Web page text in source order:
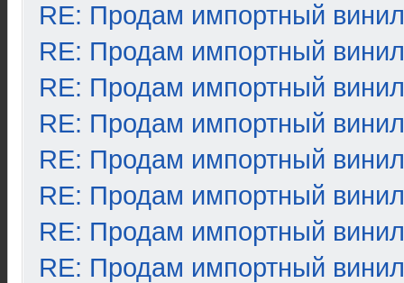
RE: Продам импортный винил
RE: Продам импортный винил
RE: Продам импортный винил
RE: Продам импортный винил
RE: Продам импортный винил
RE: Продам импортный винил
RE: Продам импортный винил
RE: Продам импортный винил